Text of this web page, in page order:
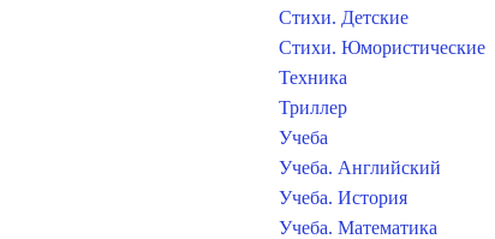
Стихи. Детские
Стихи. Юмористические
Техника
Триллер
Учеба
Учеба. Английский
Учеба. История
Учеба. Математика